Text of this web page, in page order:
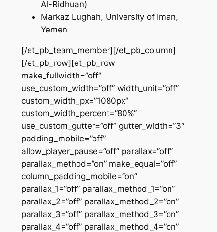
Al-Ridhuan)
Markaz Lughah, University of Iman,
Yemen
[/et_pb_team_member][/et_pb_column]
[/et_pb_row][et_pb_row
make_fullwidth=”off”
use_custom_width=”off” width_unit=”off”
custom_width_px=”1080px”
custom_width_percent=”80%”
use_custom_gutter=”off” gutter_width=”3″
padding_mobile=”off”
allow_player_pause=”off” parallax=”off”
parallax_method=”on” make_equal=”off”
column_padding_mobile=”on”
parallax_1=”off” parallax_method_1=”on”
parallax_2=”off” parallax_method_2=”on”
parallax_3=”off” parallax_method_3=”on”
parallax_4=”off” parallax_method_4=”on”